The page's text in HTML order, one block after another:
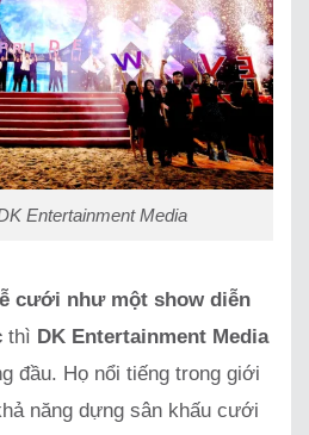
Entertainment Media
cưới như một show diễn
thì DK Entertainment Media
đầu. Họ nổi tiếng trong giới
năng dựng sân khấu cưới